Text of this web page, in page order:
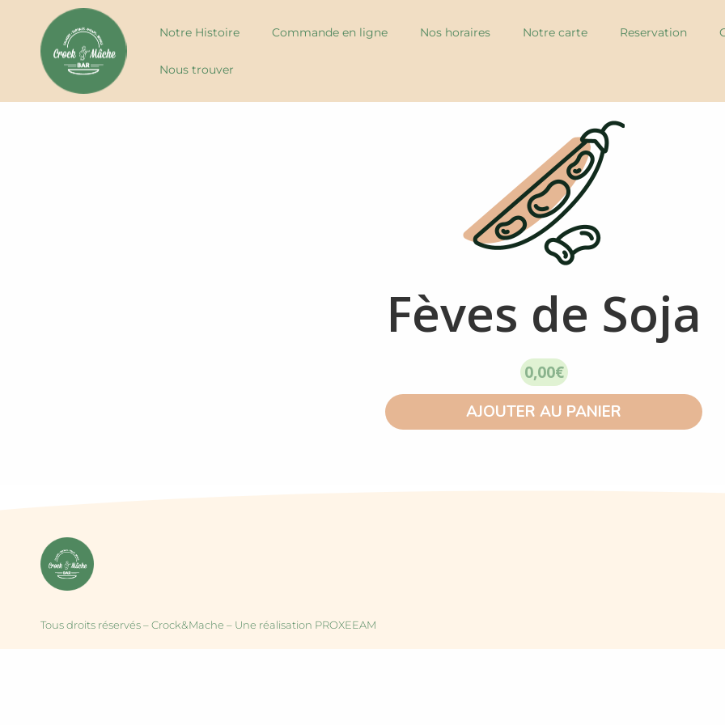
Notre Histoire Commande en ligne Nos horaires Notre carte Reservation
Nous trouver
Fèves de Soja
0,00€
AJOUTER AU PANIER
Tous droits réservés – Crock&Mache – Une réalisation PROXEEAM